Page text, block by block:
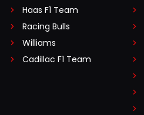
Haas F1 Team
Racing Bulls
Williams
Cadillac F1 Team